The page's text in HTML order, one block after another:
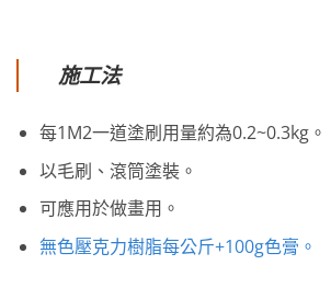
施工法
每1M2一道塗刷用量約為0.2~0.3kg。
以毛刷、滾筒塗裝。
可應用於做畫用。
無色壓克力樹脂每公斤+100g色膏。